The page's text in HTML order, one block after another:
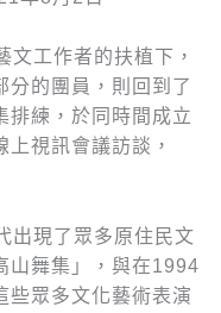
文工作者的扶植下，
分的團員，則回到了
排練，於同時間成立
視訊會議訪談，
出現了眾多原住民文
山舞集」，與在1994
些眾多文化藝術表演